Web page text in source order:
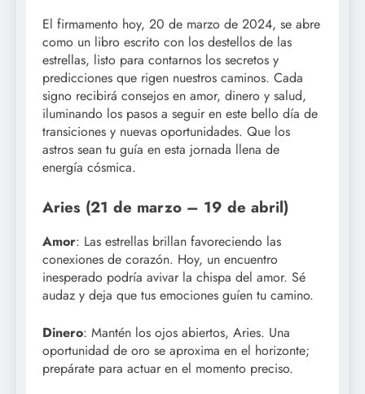
El firmamento hoy, 20 de marzo de 2024, se abre
como un libro escrito con los destellos de las
estrellas, listo para contarnos los secretos y
predicciones que rigen nuestros caminos. Cada
signo recibirá consejos en amor, dinero y salud,
iluminando los pasos a seguir en este bello día de
transiciones y nuevas oportunidades. Que los
astros sean tu guía en esta jornada llena de
energía cósmica.
Aries (21 de marzo – 19 de abril)
Amor: Las estrellas brillan favoreciendo las
conexiones de corazón. Hoy, un encuentro
inesperado podría avivar la chispa del amor. Sé
audaz y deja que tus emociones guíen tu camino.
Dinero: Mantén los ojos abiertos, Aries. Una
oportunidad de oro se aproxima en el horizonte;
prepárate para actuar en el momento preciso.